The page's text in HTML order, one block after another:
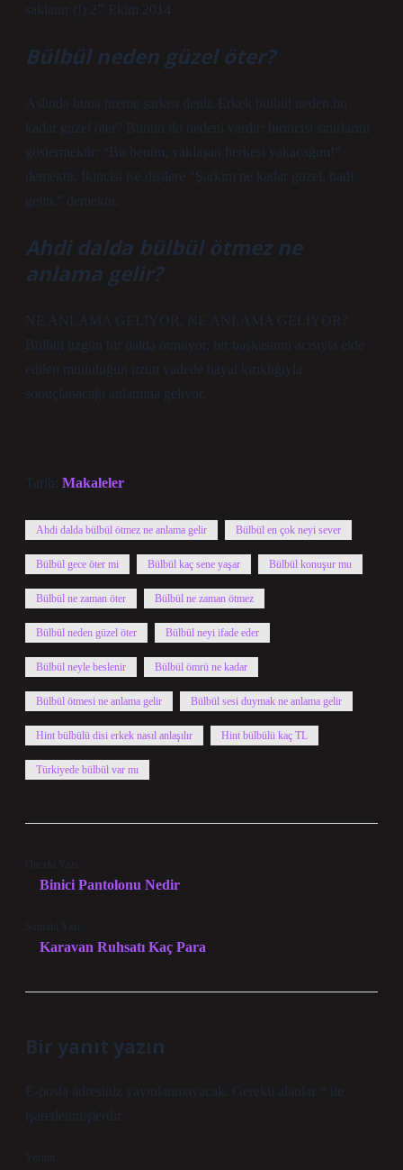
saklanır (!) 27 Ekim 2014
Bülbül neden güzel öter?
Aslında buna üreme şarkısı denir. Erkek bülbül neden bu
kadar güzel öter? Bunun iki nedeni vardır: birincisi sınırlarını
göstermektir: “Bu benim, yaklaşan herkesi yakacağım!”
demektir. İkincisi ise dişilere “Şarkım ne kadar güzel, hadi
gelin.” demektir.
Ahdi dalda bülbül ötmez ne
anlama gelir?
NE ANLAMA GELİYOR, NE ANLAMA GELİYOR?
Bülbül üzgün bir dalda ötmüyor, bir başkasının acısıyla elde
edilen mutluluğun uzun vadede hayal kırıklığıyla
sonuçlanacağı anlamına geliyor.
Tarih: Makaleler
Ahdi dalda bülbül ötmez ne anlama gelir Bülbül en çok neyi sever
Bülbül gece öter mi Bülbül kaç sene yaşar Bülbül konuşur mu
Bülbül ne zaman öter Bülbül ne zaman ötmez
Bülbül neden güzel öter Bülbül neyi ifade eder
Bülbül neyle beslenir Bülbül ömrü ne kadar
Bülbül ötmesi ne anlama gelir Bülbül sesi duymak ne anlama gelir
Hint bülbülü disi erkek nasıl anlaşılır Hint bülbülü kaç TL
Türkiyede bülbül var mı
Önceki Yazı
Binici Pantolonu Nedir
Sonraki Yazı
Karavan Ruhsatı Kaç Para
Bir yanıt yazın
E-posta adresiniz yayınlanmayacak. Gerekli alanlar
ile
işaretlenmişlerdir
Yorum